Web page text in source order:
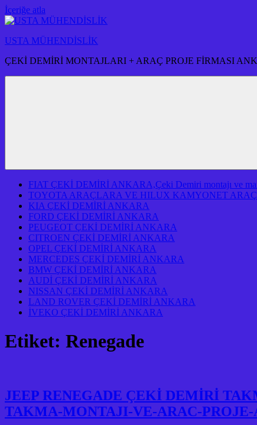
İçeriğe atla
USTA MÜHENDİSLİK
ÇEKİ DEMİRİ MONTAJLARI + ARAÇ PROJE FİRMASI
FIAT ÇEKİ DEMİRİ ANKARA,Çeki Demiri montajı ve
TOYOTA ARAÇLARA VE HILUX KAMYONET
KIA ÇEKİ DEMİRİ ANKARA
FORD ÇEKİ DEMİRİ ANKARA
PEUGEOT ÇEKİ DEMİRİ ANKARA
CITROEN ÇEKİ DEMİRİ ANKARA
OPEL ÇEKİ DEMİRİ ANKARA
MERCEDES ÇEKİ DEMİRİ ANKARA
BMW ÇEKİ DEMİRİ ANKARA
AUDİ ÇEKİ DEMİRİ ANKARA
NISSAN ÇEKİ DEMİRİ ANKARA
LAND ROVER ÇEKİ DEMİRİ ANKARA
İVEKO ÇEKİ DEMİRİ ANKARA
Etiket: Renegade
JEEP RENEGADE ÇEKİ DEMİRİ
TAKMA-MONTAJI-VE-ARAC-